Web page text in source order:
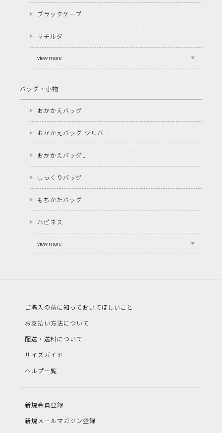
ブラックケープ
マチルダ
view more
バッグ・小物
おかかえバッグ
おかかえバッグ シルバー
おかかえバッグL
しっくりバッグ
もちかたバッグ
ハピネス
view more
ご購入の前に知っておいてほしいこと
お支払い方法について
配送・送料について
サイズガイド
ヘルプ一覧
新規会員登録
新規メールマガジン登録